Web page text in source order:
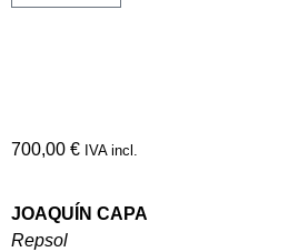
700,00 € IVA incl.
JOAQUÍN CAPA
Repsol